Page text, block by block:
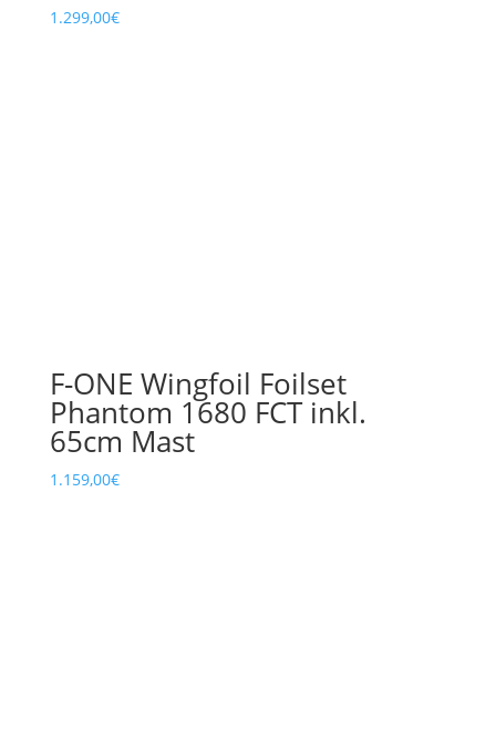
1.299,00€
F-ONE Wingfoil Foilset
Phantom 1680 FCT inkl.
65cm Mast
1.159,00€